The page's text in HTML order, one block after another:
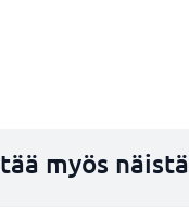
myös näistä